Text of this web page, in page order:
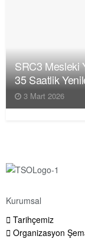
SRC3 Mesleki
35 Saatlik
3 Mart 2026
Kurumsal
Tarihçemiz
Organizasyon